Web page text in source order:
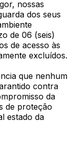
nossas
dos seus
de 06 (seis)
de acesso às
excluídos.
que nenhum
contra
da
de proteção
estado da